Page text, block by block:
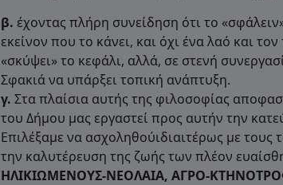
β. έχοντας πλήρη συνείδηση ότι το
εκείνον που το κάνει, και όχι ένα λαό και
«σκύψει» το κεφάλι, αλλά, σε στενή
Σφακιά να υπάρξει τοπική ανάπτυξη.
γ. Στα πλαίσια αυτής της φιλοσοφίας
του Δήμου μας εργαστεί προς αυτήν την
Επιλέξαμε να ασχοληθούιδιαιτέρως με τους
την καλυτέρευση της ζωής των πλέον
ΗΛΙΚΙΩΜΕΝΟΥΣ-ΝΕΟΛΑΙΑ, ΑΓΡΟ-